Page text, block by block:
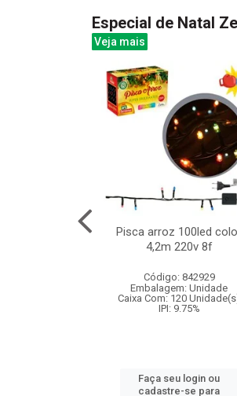
Especial de Natal
Veja mais
Pisca arroz 100led
4,2m 220v 8f
Código: 842929
Embalagem: Unidade
Caixa Com: 120
IPI: 9.75%
Faça seu login ou
cadastre-se para